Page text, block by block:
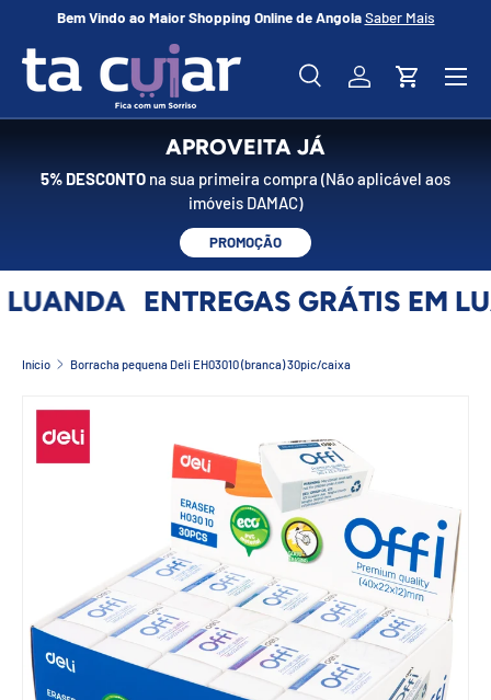
Bem Vindo ao Maior Shopping Online de Angola Saber Mais
Pesquisar
PesquisarIniciar sessão
Carrinho
APROVEITA JÁ
5% DESCONTO na sua primeira compra (Não aplicável aos
imóveis DAMAC)
PROMOÇÃO
ENTREGAS GRÁTIS EM
Início Borracha pequena Deli EH03010 (branca) 30pic/caixa